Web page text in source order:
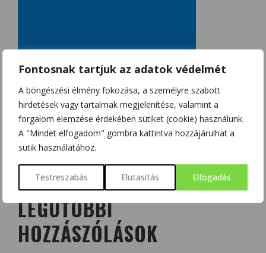
Fontosnak tartjuk az adatok védelmét
A böngészési élmény fokozása, a személyre szabott
hirdetések vagy tartalmak megjelenítése, valamint a
forgalom elemzése érdekében sütiket (cookie) használunk.
A "Mindet elfogadom" gombra kattintva hozzájárulhat a
sütik használatához.
Testreszabás Elutasítás Elfogadás
LEGUTÓBBI
HOZZÁSZÓLÁSOK